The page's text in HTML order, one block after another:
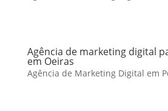
Agência de marketing digital
em Oeiras
Agência de Marketing Digital em